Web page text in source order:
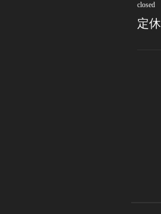
closed
定